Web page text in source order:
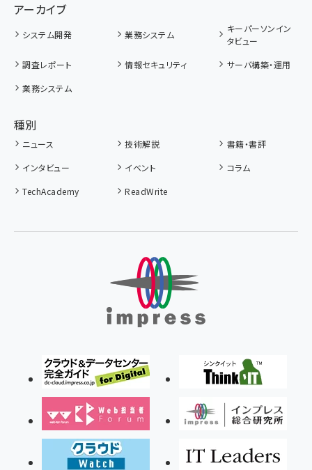
アーカイブ
システム開発 業務システム
キーパーソンイン
タビュー
調査レポート
情報セキュリティ
サーバ構築・運用
業務システム
種別
ニュース 技術解説
書籍・書評
インタビュー
イベント
コラム
TechAcademy
ReadWrite